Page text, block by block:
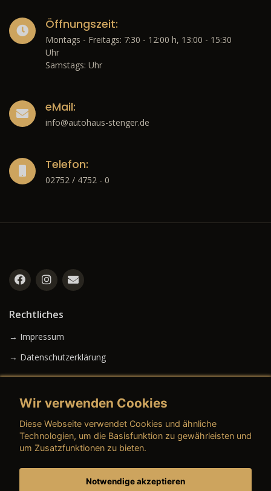
Öffnungszeit:
Montags - Freitags: 7:30 - 12:00 h, 13:00 - 15:30
Uhr
Samstags: Uhr
eMail:
info@autohaus-stenger.de
Telefon:
02752 / 4752 - 0
Rechtliches
→ Impressum
→ Datenschutzerklärung
→ AGB (Gebrauchtwagen)
Wir verwenden Cookies
Diese Webseite verwendet Cookies und ähnliche
Technologien, um die Basisfunktion zu gewährleisten und
um Zusatzfunktionen zu bieten.
Notwendige akzeptieren